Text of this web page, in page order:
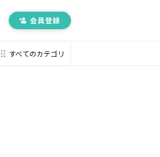
会員登録
すべてのカテゴリ